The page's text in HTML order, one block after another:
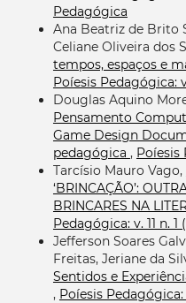
Pedagógica
Ana Beatriz de Brito
Celiane Oliveira dos
tempos, espaços e
Poíesis Pedagógica:
Douglas Aquino
Pensamento
Game Design
pedagógica , Poíesis
Tarcísio Mauro Vago,
‘BRINCAÇÃO’:
BRINCARES NA
Pedagógica: v. 11 n.
Jefferson Soares
Freitas, Jeriane da
Sentidos e
, Poíesis Pedagógica: